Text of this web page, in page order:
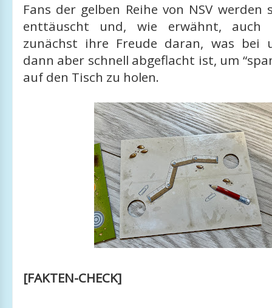
Fans der gelben Reihe von NSV
enttäuscht und, wie erwähnt, auch
zunächst ihre Freude daran, was bei
dann aber schnell abgeflacht ist, um
auf den Tisch zu holen.
[FAKTEN-CHECK]